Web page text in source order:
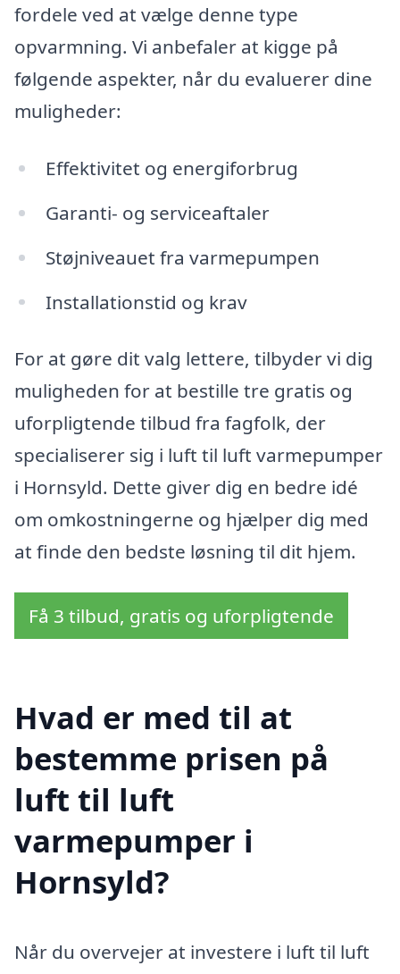
fordele ved at vælge denne type
opvarmning. Vi anbefaler at kigge på
følgende aspekter, når du evaluerer dine
muligheder:
Effektivitet og energiforbrug
Garanti- og serviceaftaler
Støjniveauet fra varmepumpen
Installationstid og krav
For at gøre dit valg lettere, tilbyder vi dig
muligheden for at bestille tre gratis og
uforpligtende tilbud fra fagfolk, der
specialiserer sig i luft til luft varmepumper
i Hornsyld. Dette giver dig en bedre idé
om omkostningerne og hjælper dig med
at finde den bedste løsning til dit hjem.
Få 3 tilbud, gratis og uforpligtende
Hvad er med til at
bestemme prisen på
luft til luft
varmepumper i
Hornsyld?
Når du overvejer at investere i luft til luft